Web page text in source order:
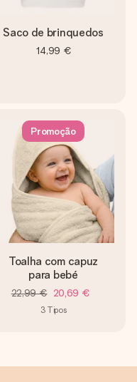
Saco de brinquedos
14,99 €
Promoção
Toalha com capuz
para bebé
22,99 € 20,69 €
3 Tipos